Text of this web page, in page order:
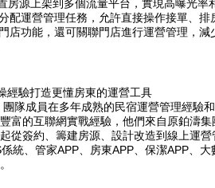
源上架到多個流量平台，實現高曝光率
運營管理任務，允許直接操作接單、排
功能，還可關聯門店進行運營管理，減
經驗打造更懂房東的運營工具
隊成員在多年成熟的民宿運營管理經驗
富的互聯網實戰經驗，他們來自原鉑濤
從簽約、籌建房源、設計改造到線上運營
統、管家APP、房東APP、保潔APP、